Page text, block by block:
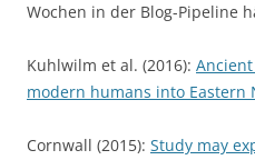
Wochen in der Blog-Pipeline
Kuhlwilm et al. (2016):
modern humans into Eastern
Cornwall (2015): Study may